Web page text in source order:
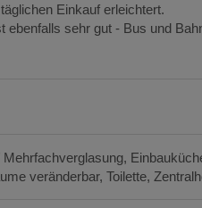
Einkauf erleichtert.
ebenfalls sehr gut - Bus und
Mehrfachverglasung
veränderbar Toilette